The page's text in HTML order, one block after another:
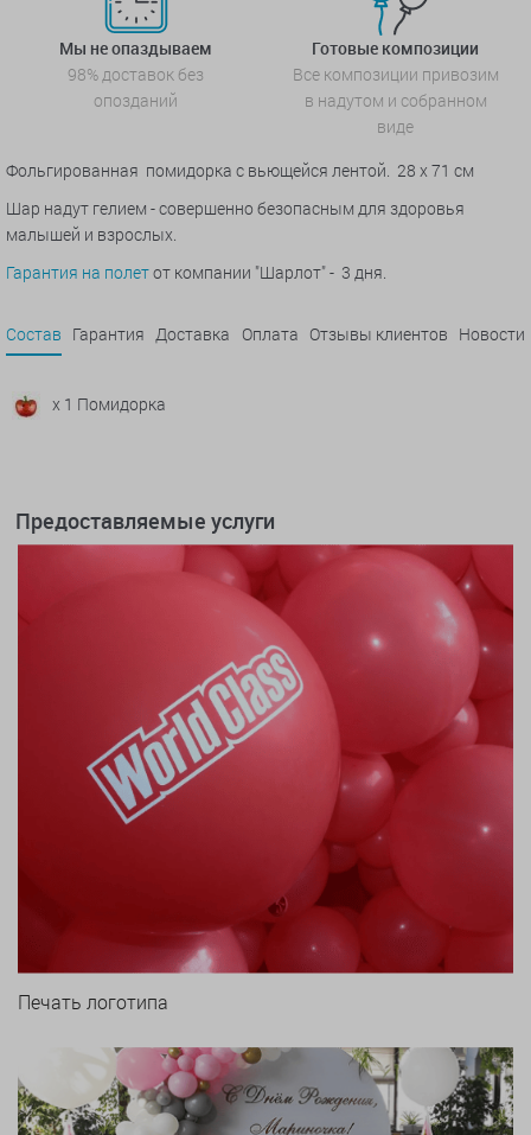
Мы не опаздываем
98% доставок без
опозданий
Готовые композиции
Все композиции привозим
в надутом и собранном
виде
Фольгированная помидорка с вьющейся лентой. 28 х 71 см
Шар надут гелием - совершенно безопасным для здоровья
малышей и взрослых.
Гарантия на полетот компании "Шарлот" - 3 дня.
Состав Гарантия Доставка Оплата Отзывы клиентов Новости
x 1 Помидорка
Предоставляемые услуги
Печать логотипа